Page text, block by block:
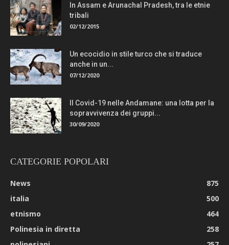
In Assam e Arunachal Pradesh, tra le etnie
tribali
02/12/2015
Un ecocidio in stile turco che si traduce
anche in un...
07/12/2020
Il Covid-19 nelle Andamane: una lotta per la
sopravvivenza dei gruppi...
30/09/2020
CATEGORIE POPOLARI
News
875
italia
500
etnismo
464
Polinesia in diretta
258